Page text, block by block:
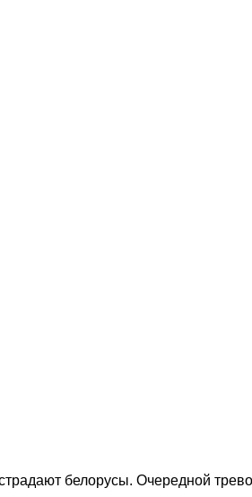
белорусы. Очередной